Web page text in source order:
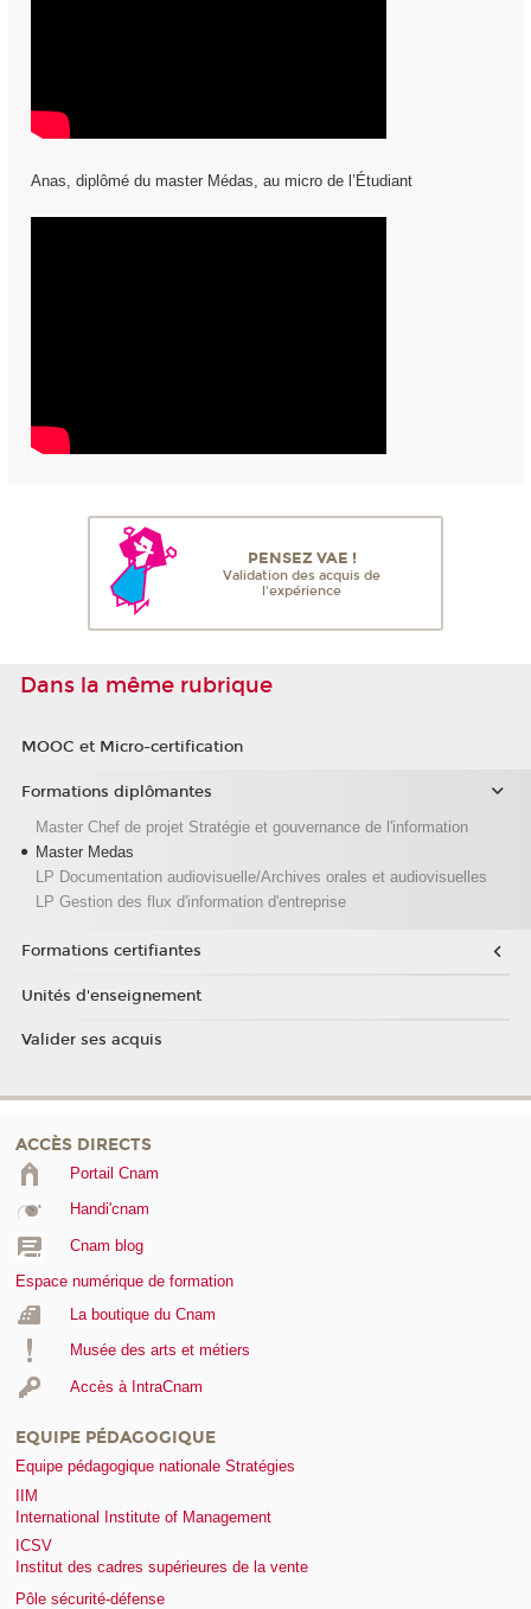
Anas, diplômé du master Médas, au micro de l’Étudiant
PENSEZ VAE !
Validation des acquis de
l'expérience
Dans la même rubrique
MOOC et Micro-certification
Formations diplômantes
Master Chef de projet Stratégie et gouvernance de l'information
Master Medas
LP Documentation audiovisuelle/Archives orales et audiovisuelles
LP Gestion des flux d'information d'entreprise
Formations certifiantes
Unités d'enseignement
Valider ses acquis
ACCÈS DIRECTS
Portail Cnam
Handi'cnam
Cnam blog
Espace numérique de formation
La boutique du Cnam
Musée des arts et métiers
Accès à IntraCnam
EQUIPE PÉDAGOGIQUE
Equipe pédagogique nationale Stratégies
IIM
International Institute of Management
ICSV
Institut des cadres supérieures de la vente
Pôle sécurité-défense